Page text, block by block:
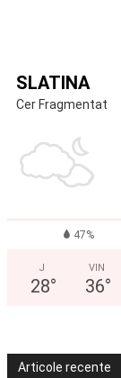
SLATINA
Cer Fragmentat
47%
J
28°
VIN
36°
Articole recente